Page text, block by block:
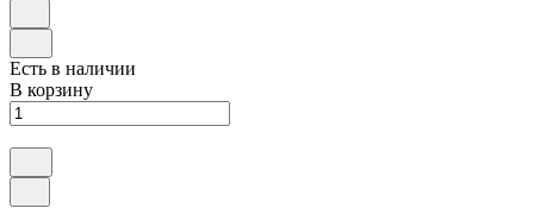
Есть в наличии
В корзину